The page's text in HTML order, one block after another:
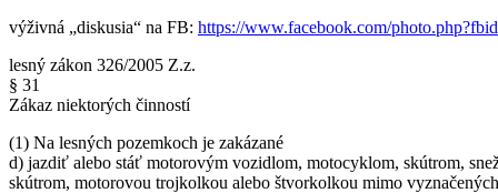
výživná „diskusia“ na FB: https://www.facebook.com/
lesný zákon 326/2005 Z.z.
§ 31
Zákaz niektorých činností
(1) Na lesných pozemkoch je zakázané
d) jazdiť alebo stáť motorovým vozidlom, motocyklom, skútrom,
skútrom, motorovou trojkolkou alebo štvorkolkou mimo